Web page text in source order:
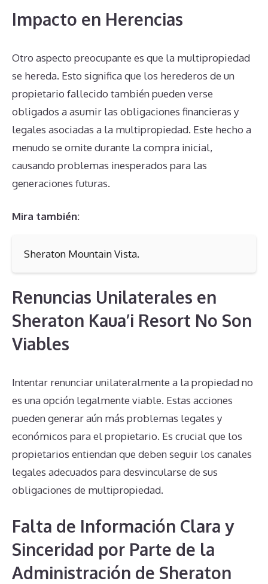
Impacto en Herencias
Otro aspecto preocupante es que la multipropiedad
se hereda. Esto significa que los herederos de un
propietario fallecido también pueden verse
obligados a asumir las obligaciones financieras y
legales asociadas a la multipropiedad. Este hecho a
menudo se omite durante la compra inicial,
causando problemas inesperados para las
generaciones futuras.
Mira también:
Sheraton Mountain Vista.
Renuncias Unilaterales en
Sheraton Kaua’i Resort No Son
Viables
Intentar renunciar unilateralmente a la propiedad no
es una opción legalmente viable. Estas acciones
pueden generar aún más problemas legales y
económicos para el propietario. Es crucial que los
propietarios entiendan que deben seguir los canales
legales adecuados para desvincularse de sus
obligaciones de multipropiedad.
Falta de Información Clara y
Sinceridad por Parte de la
Administración de Sheraton